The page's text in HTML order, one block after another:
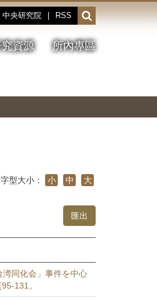
中央研究院 RSS
開
啟
或
收
資源 所內專區
停、
圖
圖
結
字型大小： 小 中 大
湾同化会」事件を中心
131。